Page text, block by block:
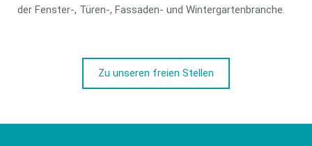
der Fenster-, Türen-, Fassaden- und Wintergartenbranche.
Zu unseren freien Stellen